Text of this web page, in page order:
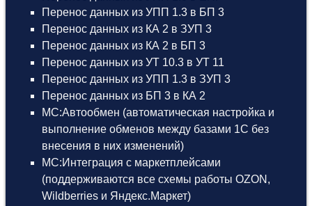
Перенос данных из УПП 1.3 в БП 3
Перенос данных из КА 2 в ЗУП 3
Перенос данных из КА 2 в БП 3
Перенос данных из УТ 10.3 в УТ 11
Перенос данных из УПП 1.3 в ЗУП 3
Перенос данных из БП 3 в КА 2
МС:Автообмен (автоматическая настройка и
выполнение обменов между базами 1С без
внесения в них изменений)
МС:Интеграция с маркетплейсами
(поддерживаются все схемы работы OZON,
Wildberries и Яндекс.Маркет)